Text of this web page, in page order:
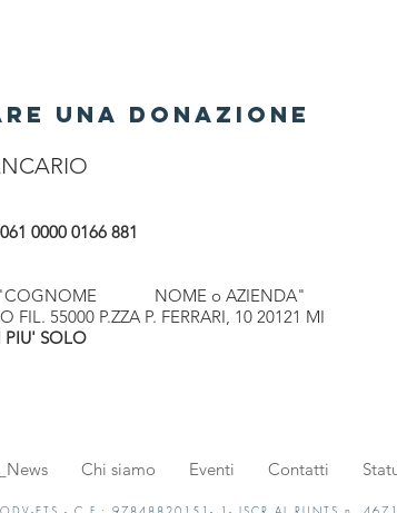
UNA DONAZIONE
0000 0166 881
"COGNOME NOME o AZIENDA"
FIL. 55000 P.ZZA P. FERRARI, 10 20121 MI
PIU' SOLO
Chi siamo Eventi Contatti